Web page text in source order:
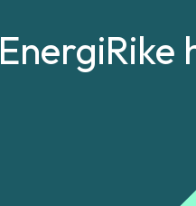
EnergiRike